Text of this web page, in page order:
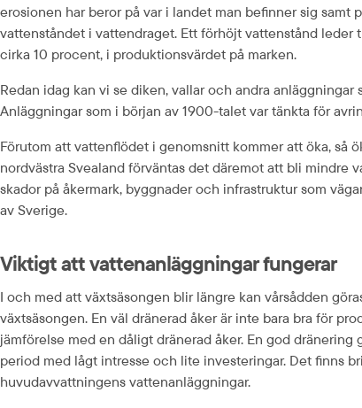
erosionen har beror på var i landet man befinner sig samt
vattenståndet i vattendraget. Ett förhöjt vattenstånd leder
cirka 10 procent, i produktionsvärdet på marken.
Redan idag kan vi se diken, vallar och andra
Anläggningar som i början av 1900-talet var tänkta för
Förutom att vattenflödet i genomsnitt kommer att öka, så
nordvästra Svealand förväntas det däremot att bli mindre
skador på åkermark, byggnader och infrastruktur som
av Sverige.
Viktigt att vattenanläggningar fungerar
I och med att växtsäsongen blir längre kan vårsådden
växtsäsongen. En väl dränerad åker är inte bara bra för
jämförelse med en dåligt dränerad åker. En god
period med lågt intresse och lite investeringar. Det finns
huvudavvattningens vattenanläggningar.